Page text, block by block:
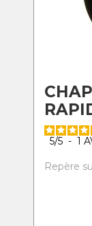
5/5 - 1
Repère